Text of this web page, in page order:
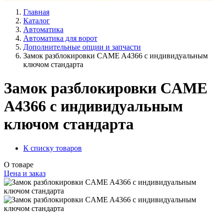
Главная
Каталог
Автоматика
Автоматика для ворот
Дополнительные опции и запчасти
Замок разблокировки CAME A4366 с индивидуальным
ключом стандарта
Замок разблокировки CAME
A4366 с индивидуальным
ключом стандарта
К списку товаров
О товаре
Цена и заказ